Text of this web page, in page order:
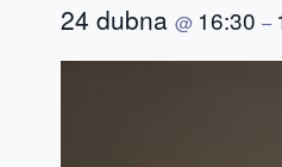
24 dubna @ 16:30 –